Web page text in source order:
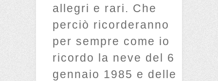
allegri e rari. Che
perciò ricorderanno
per sempre come io
ricordo la neve del 6
gennaio 1985 e delle